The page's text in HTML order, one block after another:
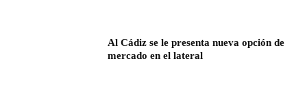
Al Cádiz se le presenta nueva opción de
mercado en el lateral